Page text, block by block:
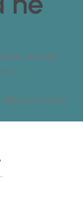
olacağı
ve Çerez